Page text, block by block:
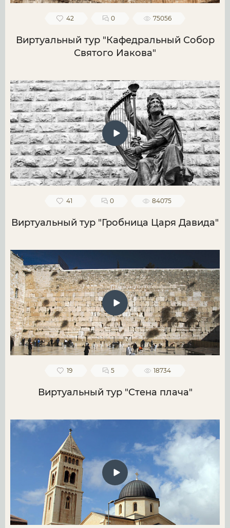
42 0 75056
Виртуальный тур "Кафедральный Собор
Святого Иакова"
41 0 84075
Виртуальный тур "Гробница Царя Давида"
19 5 18734
Виртуальный тур "Стена плача"